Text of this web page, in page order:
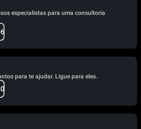
especialistas para uma consultoria
para te ajudar. Ligue para eles.